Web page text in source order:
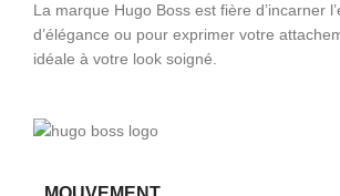
La marque Hugo Boss est fière d’incarner
d’élégance ou pour exprimer votre
idéale à votre look soigné.